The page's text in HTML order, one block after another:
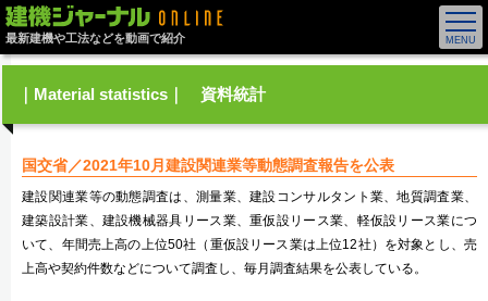
最新建機や工法などを動画で紹介
｜Material statistics｜ 資料統計
国交省／2021年10月建設関連業等動態調査報告を公表
建設関連業等の動態調査は、測量業、建設コンサルタント業、地質調査業、
建築設計業、建設機械器具リース業、重仮設リース業、軽仮設リース業につ
いて、年間売上高の上位50社（重仮設リース業は上位12社）を対象とし、売
上高や契約件数などについて調査し、毎月調査結果を公表している。